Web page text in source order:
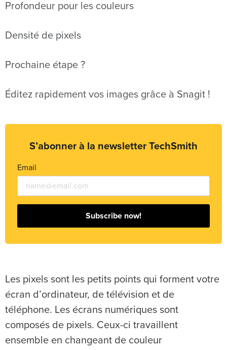
Profondeur pour les couleurs
Densité de pixels
Prochaine étape ?
Éditez rapidement vos images grâce à Snagit !
S’abonner à la newsletter TechSmith
Email
Subscribe now!
Les pixels sont les petits points qui forment votre
écran d’ordinateur, de télévision et de
téléphone. Les écrans numériques sont
composés de pixels. Ceux-ci travaillent
ensemble en changeant de couleur